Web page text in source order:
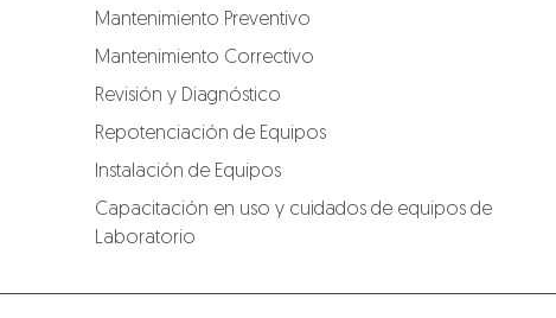
Mantenimiento Preventivo
Mantenimiento Correctivo
Revisión y Diagnóstico
Repotenciación de Equipos
Instalación de Equipos
Capacitación en uso y cuidados de equipos de
Laboratorio